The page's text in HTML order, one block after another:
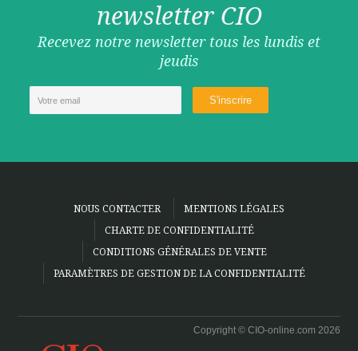
newsletter CIO
Recevez notre newsletter tous les lundis et
jeudis
NOUS CONTACTER
MENTIONS LÉGALES
CHARTE DE CONFIDENTIALITÉ
CONDITIONS GÉNÉRALES DE VENTE
PARAMÈTRES DE GESTION DE LA CONFIDENTIALITÉ
Copyright © CIO-online.com 2026